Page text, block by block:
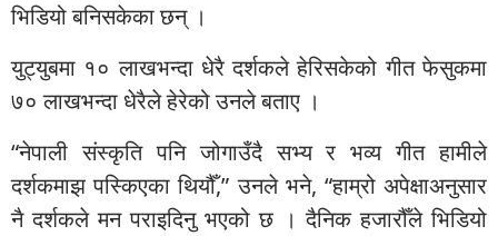
भिडियो बनिसकेका छन् ।
युट्युबमा १० लाखभन्दा धेरै दर्शकले हेरिसकेको गीत फेसुकमा
७० लाखभन्दा धेरैले हेरेको उनले बताए ।
“नेपाली संस्कृति पनि जोगाउँदै सभ्य र भव्य गीत हामीले
दर्शकमाझ पस्किएका थियौँ,” उनले भने, “हाम्रो अपेक्षाअनुसार
नै दर्शकले मन पराइदिनु भएको छ । दैनिक हजारौँले भिडियो